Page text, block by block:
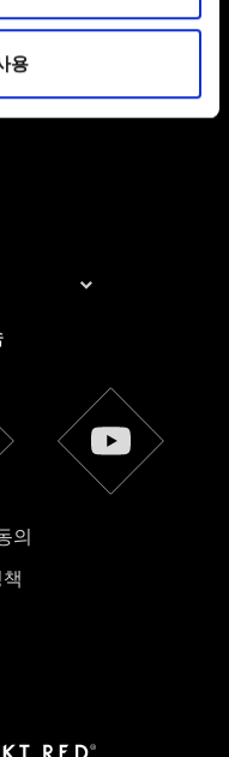
, 사용자의 선호도를
트너와 공유할 수도
쿠키를 사용할
니다.
용
의